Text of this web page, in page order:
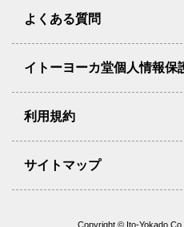
よくある質問
イトーヨーカ堂個人情報保
利用規約
サイトマップ
Copyright © Ito-Yokado